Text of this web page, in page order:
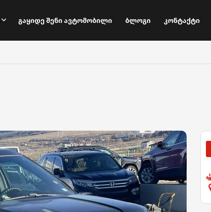
Გაყიდე Შენი Ავტომობილი Ბლოგი Კონტაქტი